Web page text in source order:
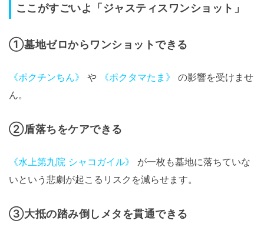
ここがすごいよ「ジャスティスワンショット」
①墓地ゼロからワンショットできる
《ポクチンちん》 や 《ポクタマたま》
の影響を受けませ
ん。
②盾落ちをケアできる
《水上第九院 シャコガイル》
が一枚も墓地に落ちていな
いという悲劇が起こるリスクを減らせます。
③大抵の踏み倒しメタを貫通できる